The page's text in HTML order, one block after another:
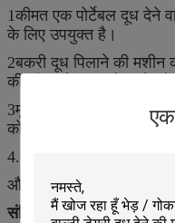
1कीमत एक पोर्टेबल दूध देने
के लिए उपयुक्त है।
2बकरी दूध पिलाने की मशीन
की कीमत के साथ ले जाने
3मूल्य विभिन्न ग्राहकों की
को अनुकूलित कर सकता है।
4. कीमत एक साल की गारंटी है
और जीवन भर तकनीकी
संक्षिप्त विवरण: